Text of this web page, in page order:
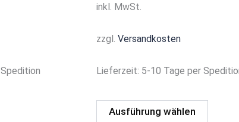
inkl. MwSt.
zzgl. Versandkosten
Lieferzeit: 5-10 Tage per
Ausführung wählen
der
gewählt